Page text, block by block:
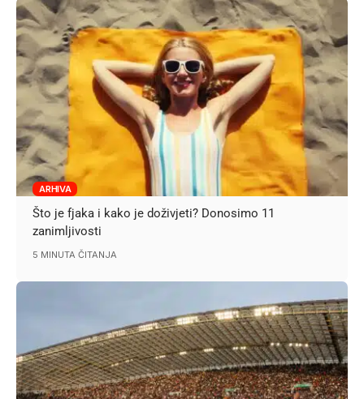
ARHIVA
Što je fjaka i kako je doživjeti? Donosimo 11
zanimljivosti
5 MINUTA ČITANJA